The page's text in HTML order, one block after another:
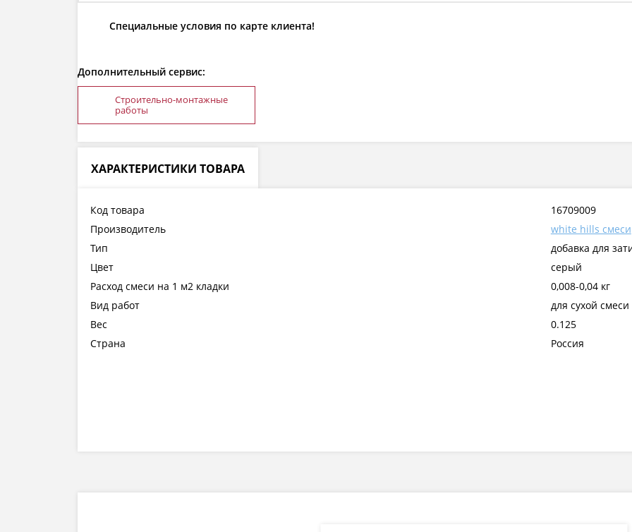
Специальные условия по карте клиента!
Дополнительный сервис:
Строительно-монтажные
работы
ХАРАКТЕРИСТИКИ ТОВАРА
Код товара
16709009
Производитель
white hills смеси
Тип
добавка для
Цвет
серый
Расход смеси на 1 м2 кладки
0,008-0,04 кг
Вид работ
для сухой смеси
Вес
0.125
Страна
Россия